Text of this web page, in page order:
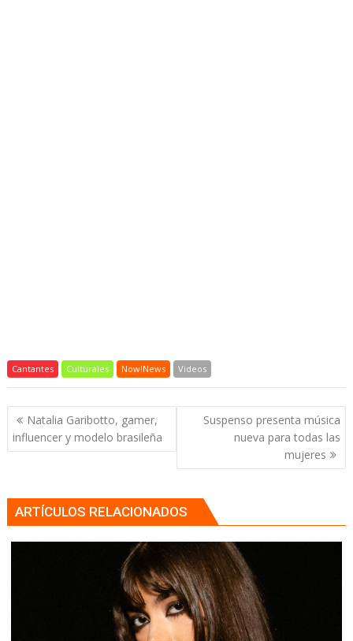
Cantantes Culturales Now!News Videos
Navegación
de
entradas
Natalia Garibotto, gamer,
influencer y modelo brasileña
Suspenso presenta música
nueva para todas las
mujeres
ARTÍCULOS RELACIONADOS